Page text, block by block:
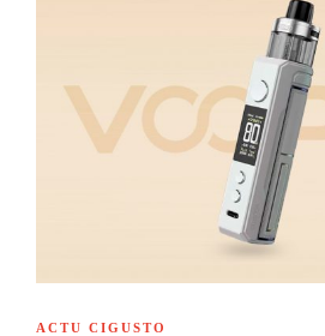
ACTU CIGUSTO